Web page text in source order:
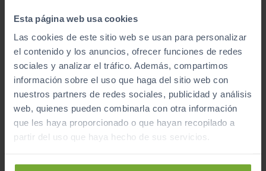
Esta página web usa cookies
Las cookies de este sitio web se usan para personalizar
el contenido y los anuncios, ofrecer funciones de redes
sociales y analizar el tráfico. Además, compartimos
información sobre el uso que haga del sitio web con
nuestros partners de redes sociales, publicidad y análisis
web, quienes pueden combinarla con otra información
que les haya proporcionado o que hayan recopilado a
partir del uso que haya hecho de sus servicios.
- 2.000 €
OPEL ASTRA
54KWH GS AUTO
10.421 km
2023
34.990 €
32.990
392 €/mes